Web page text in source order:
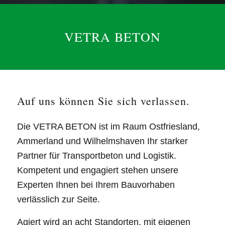
VETRA BETON
Auf uns können Sie sich verlassen.
Die VETRA BETON ist im Raum Ostfriesland,
Ammerland und Wilhelmshaven Ihr starker
Partner für Transportbeton und Logistik.
Kompetent und engagiert stehen unsere
Experten Ihnen bei Ihrem Bauvorhaben
verlässlich zur Seite.
Agiert wird an acht Standorten, mit eigenen